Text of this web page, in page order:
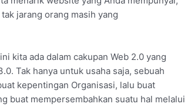
jarang orang masih yang
kita ada dalam cakupan Web 2.0 yang
Tak hanya untuk usaha saja, sebuah
kepentingan Organisasi, lalu buat
buat mempersembahkan suatu hal melalui